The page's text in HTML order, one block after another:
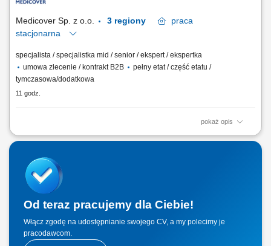
Medicover Sp. z o.o.
praca
stacjonarna
specjalista / specjalistka mid / senior / ekspert / ekspertka
umowa zlecenie / kontrakt B2B
pełny etat / część etatu /
tymczasowa/dodatkowa
11 godz.
pokaż opis
Będziesz odpowiedzialny/-a za: kompleksową opiekę nad pacjentem;
zachowanie wysokich standardów medycznych; Dołącz do naszej ekipy
medycznej i stań się #bohaterem opieki zdrowotnej! Szukamy Ciebie,
jeśli​: ukończyłeś/-aś...
Od teraz pracujemy dla Ciebie!
Włącz zgodę na udostępnianie swojego CV, a my polecimy je
pracodawcom.